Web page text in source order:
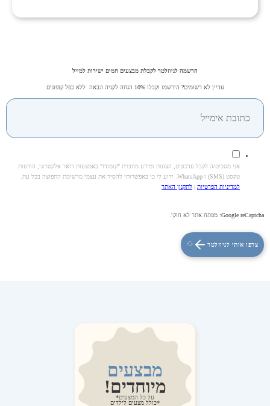
הרשמה לניוזלטר לקבלת מבצעים חמים ישירות למייל
עדיין לא רשומים? הירשמו וקבלו 10% הנחה לקניה הבאה ללא כפל קופונים
אני מסכים/ה לקבל עדכונים, הצעות ומידע מחברת "קומודו" באמצעות דואר אלקטרוני, הודעות
טקסט (SMS) ו-WhatsApp. ידוע לי כי באפשרותי להסיר את עצמי מרשימת התפוצה בכל עת.
למדיניות הפרטיות | לתקנון האתר
Google reCaptcha: מפתח אתר לא חוקי.
צרפו אותי לניוזלטר
מבצעים
מיוחדים!
על כל המצעים*
*כולל מצעים לילדים